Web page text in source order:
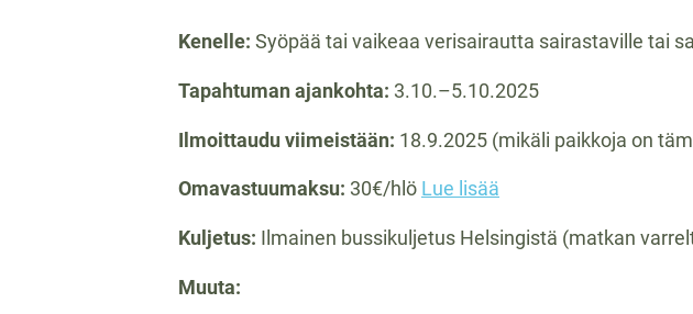
Kenelle: Syöpää tai vaikeaa verisairautta sairastaville tai
Tapahtuman ajankohta: 3.10.–5.10.2025
Ilmoittaudu viimeistään: 18.9.2025 (mikäli paikkoja on
Omavastuumaksu: 30€/hlö Lue lisää
Kuljetus: Ilmainen bussikuljetus Helsingistä (matkan
Muuta: